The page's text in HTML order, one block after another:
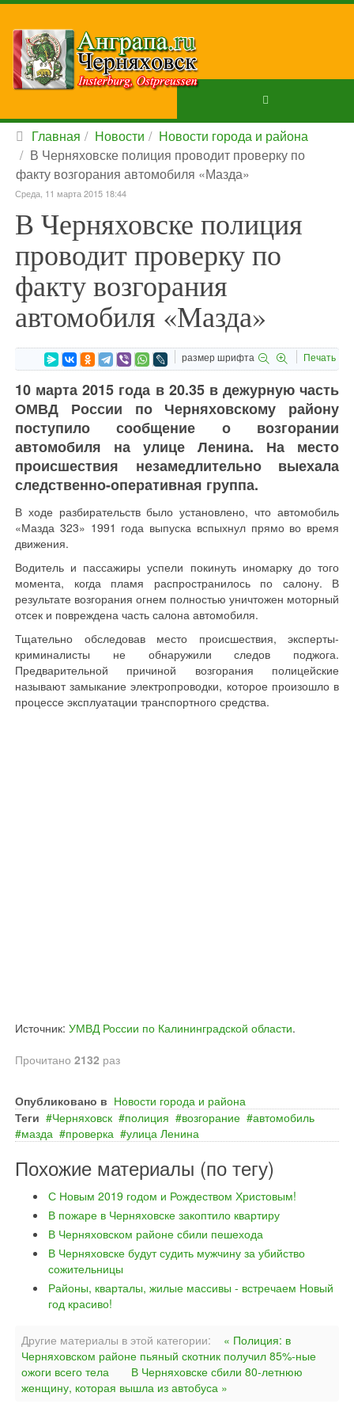
Главная Новости
Новости города и района
В Черняховске полиция проводит проверку по
факту возгорания автомобиля «Мазда»
Среда, 11 марта 2015 18:44
В Черняховске полиция
проводит проверку по
факту возгорания
автомобиля «Мазда»
размер шрифта Печать
10 марта 2015 года в 20.35 в дежурную часть
ОМВД России по Черняховскому району
поступило сообщение о возгорании
автомобиля на улице Ленина. На место
происшествия незамедлительно выехала
следственно-оперативная группа.
В ходе разбирательств было установлено, что автомобиль
«Мазда 323» 1991 года выпуска вспыхнул прямо во время
движения.
Водитель и пассажиры успели покинуть иномарку до того
момента, когда пламя распространилось по салону. В
результате возгорания огнем полностью уничтожен моторный
отсек и повреждена часть салона автомобиля.
Тщательно обследовав место происшествия, эксперты-
криминалисты не обнаружили следов поджога.
Предварительной причиной возгорания полицейские
называют замыкание электропроводки, которое произошло в
процессе эксплуатации транспортного средства.
Источник: УМВД России по Калининградской области.
Прочитано 2132 раз
Опубликовано в Новости города и района
Теги
Черняховск полиция возгорание
автомобиль
мазда
проверка улица Ленина
Похожие материалы (по тегу)
С Новым 2019 годом и Рождеством Христовым!
В пожаре в Черняховске закоптило квартиру
В Черняховском районе сбили пешехода
В Черняховске будут судить мужчину за убийство
сожительницы
Районы, кварталы, жилые массивы - встречаем Новый
год красиво!
Другие материалы в этой категории:
« Полиция: в
Черняховском районе пьяный скотник получил 85%-ные
ожоги всего тела
В Черняховске сбили 80-летнюю
женщину, которая вышла из автобуса »